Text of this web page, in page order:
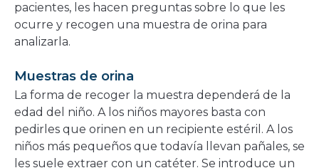
pacientes, les hacen preguntas sobre lo que les
ocurre y recogen una muestra de orina para
analizarla.
Muestras de orina
La forma de recoger la muestra dependerá de la
edad del niño. A los niños mayores basta con
pedirles que orinen en un recipiente estéril. A los
niños más pequeños que todavía llevan pañales, se
les suele extraer con un catéter. Se introduce un